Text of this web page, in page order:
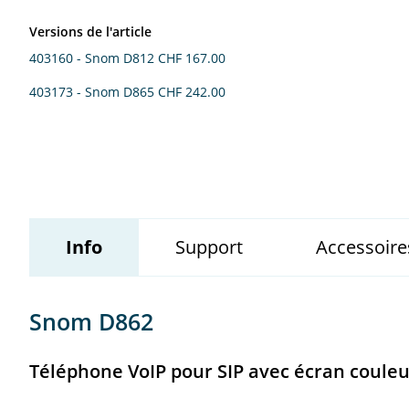
Wildix
Versions de l'article
403160 - Snom D812 CHF 167.00
403173 - Snom D865 CHF 242.00
Info Support
Snom D862
Téléphone VoIP pour SIP avec écran